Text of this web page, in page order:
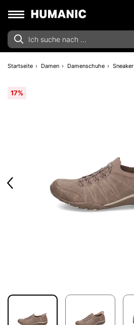
Startseite Damen Damenschuhe Sneaker
17%